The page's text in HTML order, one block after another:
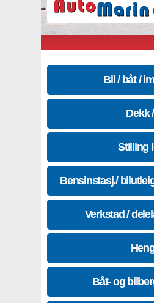
Bil / båt /
Dekk
Stilling
Bensinstasj./
Verkstad /
Båt- og